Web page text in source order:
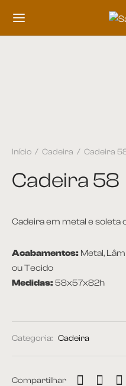
Início / Cadeira / Cadeira
Cadeira 58
Cadeira em metal e soleta
Acabamentos: Metal,
ou Tecido
Medidas:58x57x82h
Categoria: Cadeira
Compartilhar